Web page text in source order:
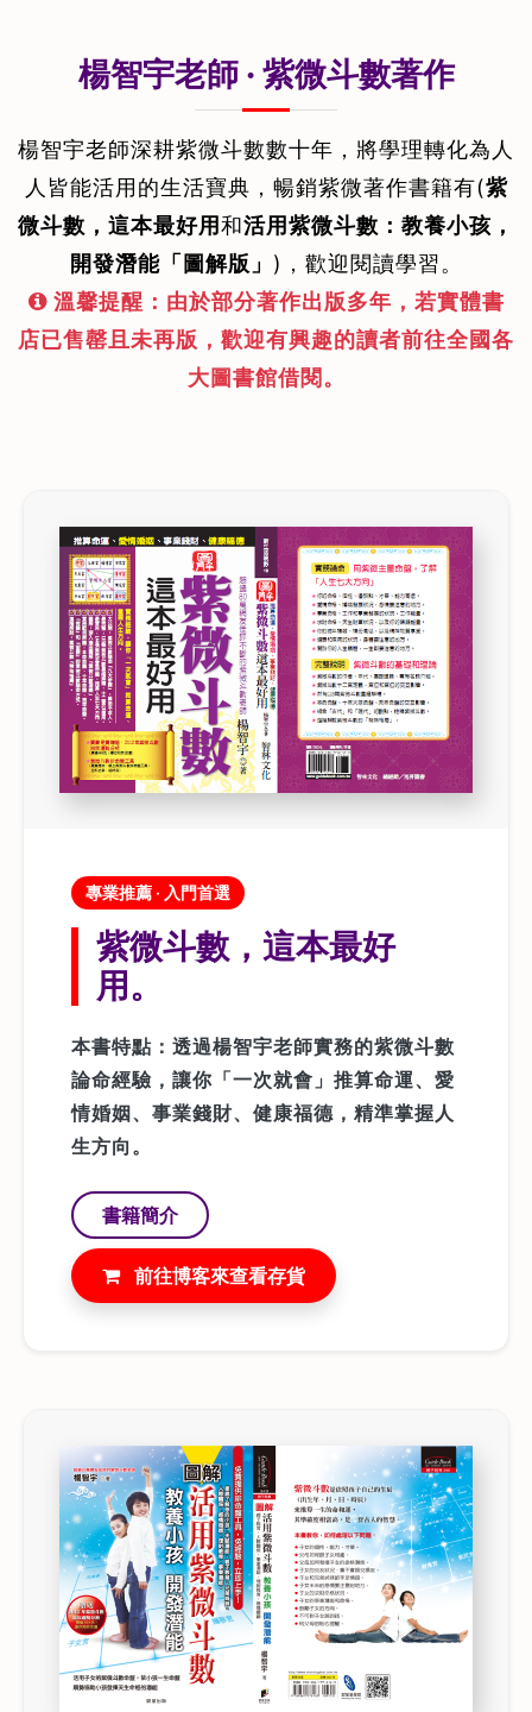
楊智宇老師 · 紫微斗數著作
楊智宇老師深耕紫微斗數數十年，將學理轉化為人
人皆能活用的生活寶典，暢銷紫微著作書籍有(紫
微斗數，這本最好用和活用紫微斗數：教養小孩，
開發潛能「圖解版」 )，歡迎閱讀學習。
溫馨提醒：由於部分著作出版多年，若實體書
店已售罄且未再版，歡迎有興趣的讀者前往全國各
大圖書館借閱。
專業推薦 · 入門首選
紫微斗數，這本最好
用。
本書特點：透過楊智宇老師實務的紫微斗數
論命經驗，讓你「一次就會」推算命運、愛
情婚姻、事業錢財、健康福德，精準掌握人
生方向。
書籍簡介
前往博客來查看存貨